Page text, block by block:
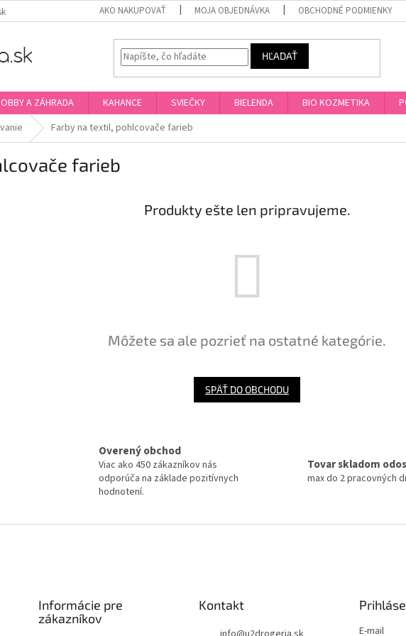
AKO NAKUPOVAŤ MOJA OBJEDNÁVKA OBCHODNÉ PODMIENKY
HĽADAŤ
A ZÁHRADA KAHANCE SVIEČKY BIELENDA BIO KOZMETIKA
Farby na textil, pohlcovače farieb
farieb
Produkty ešte len pripravujeme.
Môžete sa ale pozrieť na ostatné kategórie.
SPÄŤ DO OBCHODU
Overený obchod
Viac ako 450 zákazníkov nás
odporúča na základe pozitívnych
hodnotení.
Tovar skladom
max do 2 pracovných
Informácie pre
zákazníkov
Kontakt
E-mail